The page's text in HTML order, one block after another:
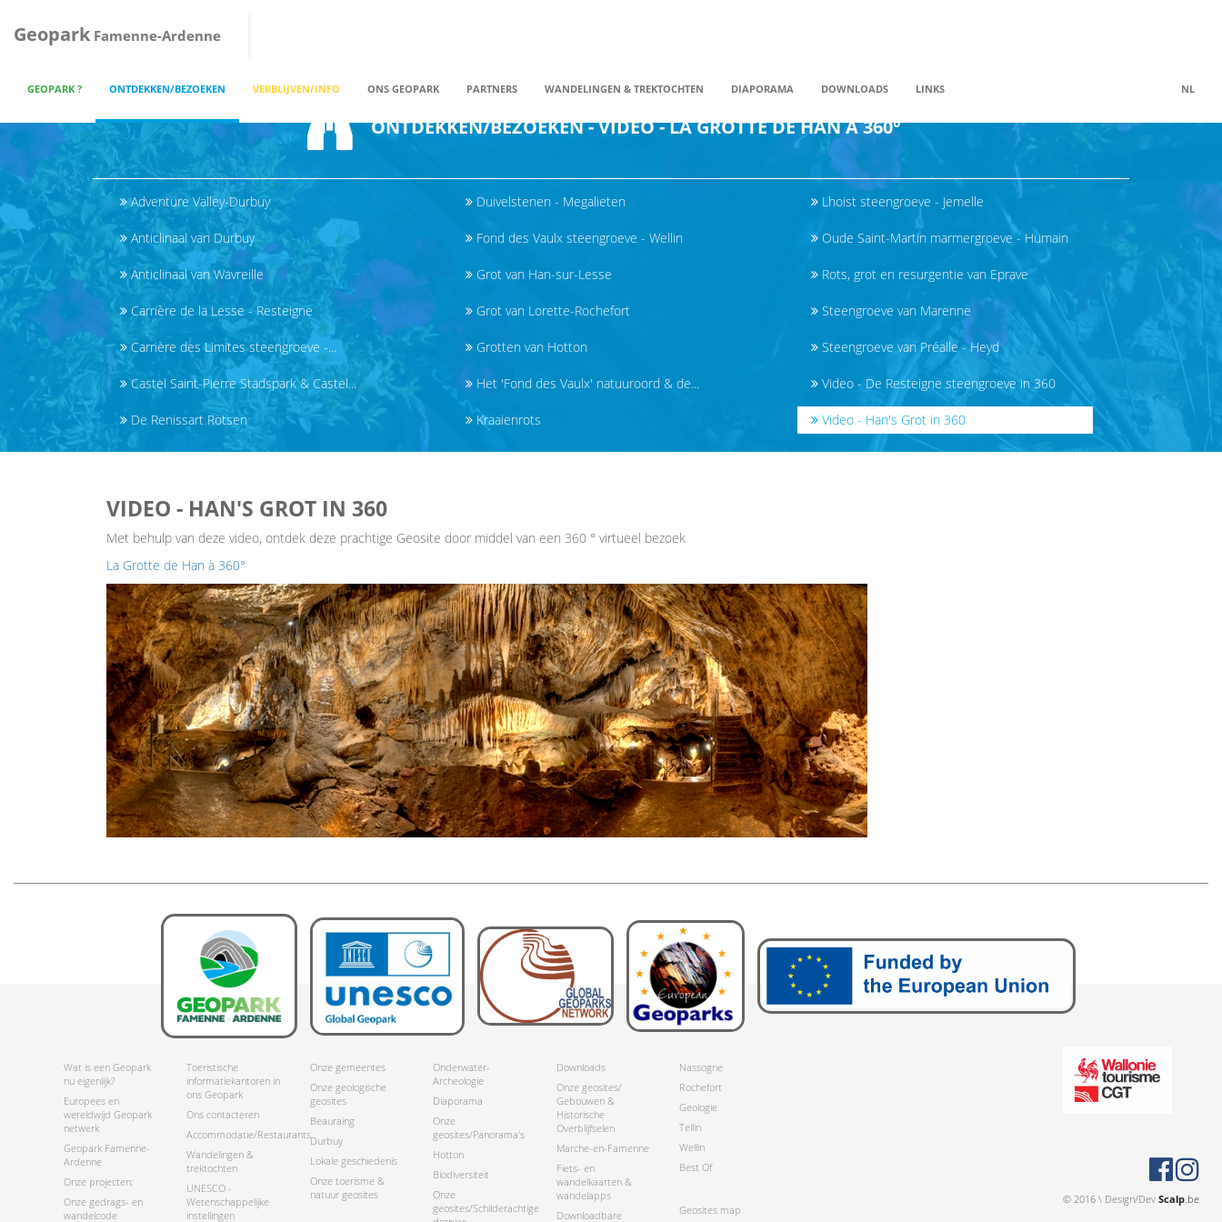
Geopark Famenne-Ardenne
GEOPARK ? ONTDEKKEN/BEZOEKEN VERBLIJVEN/INFO ONS GEOPARK PARTNERS WANDELINGEN & TREKTOCHTEN DIAPORAMA DOWNLOADS LINKS NL
ONTDEKKEN/BEZOEKEN - VIDÉO - LA GROTTE DE HAN À 360°
Adventure Valley-Durbuy
Anticlinaal van Durbuy
Anticlinaal van Wavreille
Carrière de la Lesse - Resteigne
Carrière des Limites steengroeve -...
Castel Saint-Pierre Stadspark & Castel...
De Renissart Rotsen
Duivelstenen - Megalieten
Fond des Vaulx steengroeve - Wellin
Grot van Han-sur-Lesse
Grot van Lorette-Rochefort
Grotten van Hotton
Het 'Fond des Vaulx' natuuroord & de...
Kraaienrots
Lhoist steengroeve - Jemelle
Oude Saint-Martin marmergroeve - Humain
Rots, grot en resurgentie van Eprave
Steengroeve van Marenne
Steengroeve van Préalle - Heyd
Video - De Resteigne steengroeve in 360
Video - Han's Grot in 360
VIDEO - HAN'S GROT IN 360
Met behulp van deze video, ontdek deze prachtige Geosite door middel van een 360 ° virtueel bezoek
La Grotte de Han à 360°
Wat is een Geopark
nu eigenlijk?
Europees en
wereldwijd Geopark
netwerk
Geopark Famenne-
Ardenne
Onze projecten:
Onze gedrags- en
wandelcode
Toeristische
informatiekantoren in
ons Geopark
Ons contacteren
Accommodatie/Restaurants
Wandelingen &
trektochten
UNESCO -
Wetenschappelijke
instellingen
Onze gemeentes
Onze geologische
geosites
Beauraing
Durbuy
Lokale geschiedenis
Onze toerisme &
natuur geosites
Onderwater-
Archeologie
Diaporama
Onze
geosites/Panorama's
Hotton
Biodiversiteit
Onze
geosites/Schilderachtige
Downloads
Onze geosites/
Gebouwen &
Historische
Overblijfselen
Marche-en-Famenne
Fiets- en
wandelkaarten &
wandelapps
Downloadbare
Nassogne
Rochefort
Geologie
Tellin
Wellin
Best Of
Geosites map
© 2016 \ Design/Dev Scalp.be